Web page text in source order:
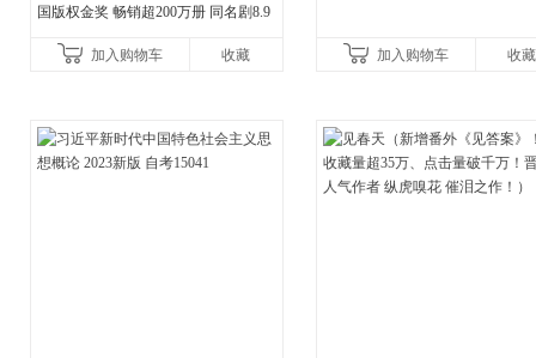
国版权金奖 畅销超200万册 同名剧8.9
加入购物车
收藏 加入购物车 收藏